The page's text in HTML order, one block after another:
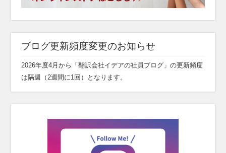
ブログ更新頻度変更のお知らせ
2026年度4月から「翻訳会社イデアの社員ブログ」の更新頻度
は隔週（2週間に1回）となります。